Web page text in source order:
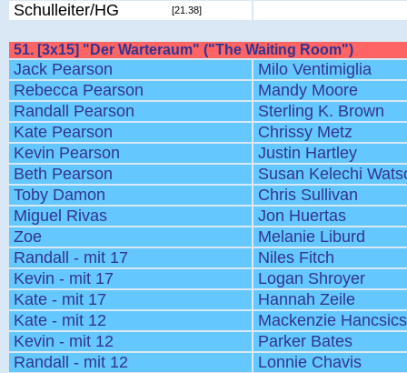
Schulleiter/HG
[21.38]
51. [3x15] "Der Warteraum" ("The Waiting Room")
Jack Pearson
Milo Ventimiglia
Rebecca Pearson
Mandy Moore
Randall Pearson
Sterling K. Brown
Kate Pearson
Chrissy Metz
Kevin Pearson
Justin Hartley
Beth Pearson
Susan Kelechi
Toby Damon
Chris Sullivan
Miguel Rivas
Jon Huertas
Zoe
Melanie Liburd
Randall - mit 17
Niles Fitch
Kevin - mit 17
Logan Shroyer
Kate - mit 17
Hannah Zeile
Kate - mit 12
Mackenzie
Kevin - mit 12
Parker Bates
Randall - mit 12
Lonnie Chavis